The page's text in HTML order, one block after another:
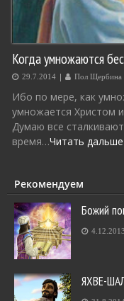
Когда умножаются
29.7.2014 | Пол Щербина
Ибо по мере, как
умножается Христом
Думаю все
время…Читать дальше
Рекомендуем
Божий
4.12.2013
ЯХВЕ-